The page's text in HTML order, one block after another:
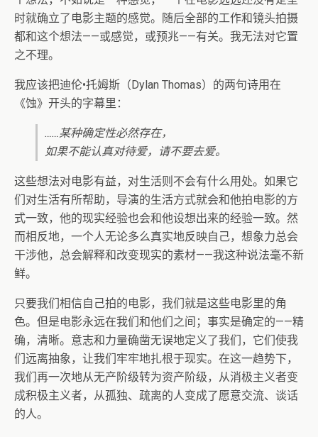
时就确立了电影主题的感觉。随后全部的工作和镜头拍摄
都和这个想法——或感觉，或预兆——有关。我无法对它置
之不理。
我应该把迪伦•托姆斯（Dylan Thomas）的两句诗用在
《蚀》开头的字幕里：
……某种确定性必然存在，
如果不能认真对待爱，请不要去爱。
这些想法对电影有益，对生活则不会有什么用处。如果它
们对生活有所帮助，导演的生活方式就会和他拍电影的方
式一致，他的现实经验也会和他设想出来的经验一致。然
而相反地，一个人无论多么真实地反映自己，想象力总会
干涉他，总会解释和改变现实的素材——我这种说法毫不新
鲜。
只要我们相信自己拍的电影，我们就是这些电影里的角
色。但是电影永远在我们和他们之间；事实是确定的——精
确，清晰。意志和力量确凿无误地定义了我们，它们使我
们远离抽象，让我们牢牢地扎根于现实。在这一趋势下，
我们再一次地从无产阶级转为资产阶级，从消极主义者变
成积极主义者，从孤独、疏离的人变成了愿意交流、谈话
的人。